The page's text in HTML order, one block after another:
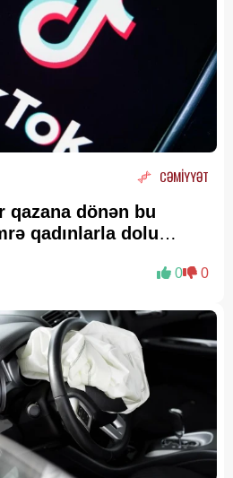
CƏMİYYƏT
qazana dönən bu
0 0